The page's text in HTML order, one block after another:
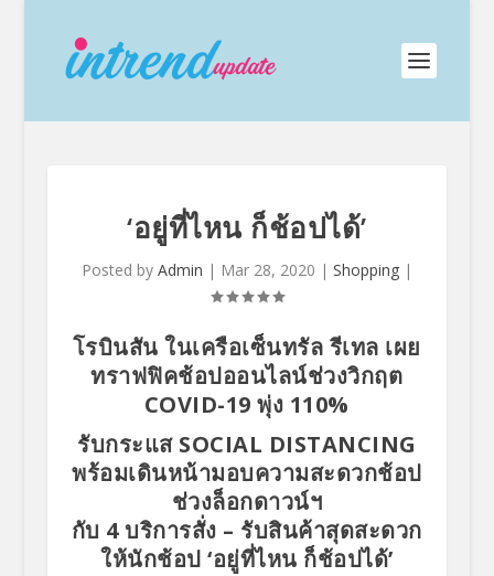
‘อยู่ที่ไหน ก็ช้อปได้’
Posted by Admin | Mar 28, 2020 | Shopping|
โรบินสัน ในเครือเซ็นทรัล รีเทล เผย
ทราฟฟิคช้อปออนไลน์ช่วงวิกฤต
COVID-19 พุ่ง 110%
รับกระแส SOCIAL DISTANCING
พร้อมเดินหน้ามอบความสะดวกช้อป
ช่วงล็อกดาวน์ฯ
กับ 4 บริการสั่ง – รับสินค้าสุดสะดวก
ให้นักช้อป ‘อยู่ที่ไหน ก็ช้อปได้’